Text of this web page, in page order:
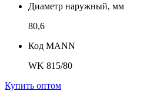
Диаметр наружный, мм
80,6
Код MANN
WK 815/80
Купить оптом